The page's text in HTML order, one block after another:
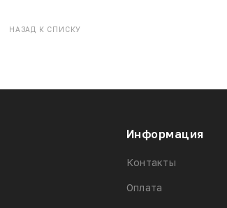
НАЗАД К СПИСКУ
Информация
Контакты
Оплата